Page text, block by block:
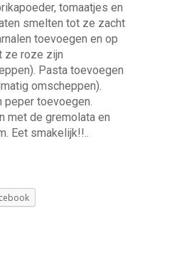
tomaatjes en
smelten tot ze zacht
toevoegen en op
ze roze zijn
Pasta toevoegen
omscheppen).
peper toevoegen.
met de gremolata en
Eet smakelijk!!..